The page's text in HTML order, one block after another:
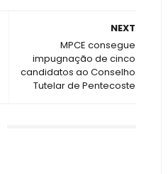
NEXT
MPCE consegue
impugnação de cinco
candidatos ao Conselho
Tutelar de Pentecoste